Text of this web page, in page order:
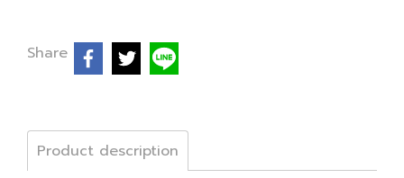
Share
Product description